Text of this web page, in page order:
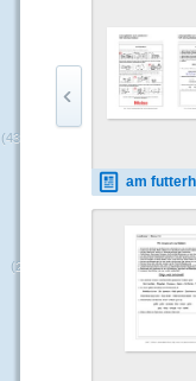
(43)
(21)
am